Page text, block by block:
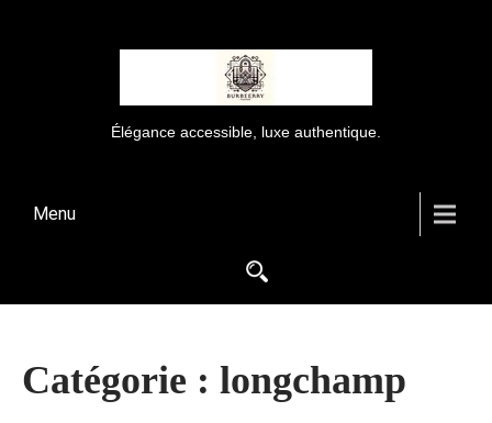
Élégance accessible, luxe authentique.
Menu
Catégorie : longchamp